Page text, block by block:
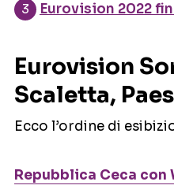
Eurovision 2022
Eurovision
Scaletta,
Ecco l’ordine di
Repubblica Ceca con